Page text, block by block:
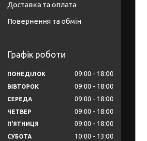
Доставка та оплата
Повернення та обмін
Графік роботи
ПОНЕДІЛОК 09:00 18:00
ВІВТОРОК 09:00 18:00
СЕРЕДА 09:00 18:00
ЧЕТВЕР 09:00 18:00
ПʼЯТНИЦЯ 09:00 18:00
СУБОТА 10:00 13:00